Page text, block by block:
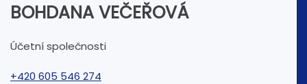
BOHDANA VEČEŘOVÁ
Účetní společnosti
+420 605 546 274